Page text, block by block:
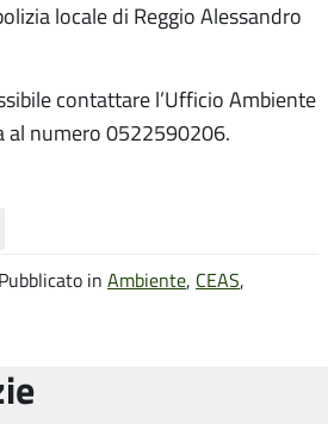
locale di Reggio Alessandro
contattare l’Ufficio Ambiente
al numero 0522590206.
Pubblicato in Ambiente, CEAS,